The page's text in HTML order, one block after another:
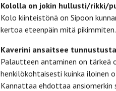
Kololla on jokin hullusti/rikki/
Kolo kiinteistönä on Sipoon
kertoa eteenpäin mitä
Kaverini ansaitsee
Palautteen antaminen on tärkeä
henkilökohtaisesti kuinka iloinen
Kannattaa ehdottaa ansiomerkin